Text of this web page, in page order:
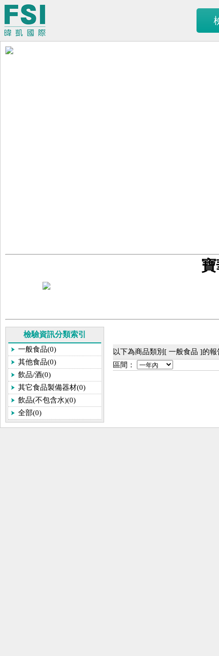
檢驗資訊分類索引
一般食品(0)
其他食品(0)
飲品/酒(0)
其它食品製備器材(0)
飲品(不包含水)(0)
全部(0)
以下為商品類別[ 一般食品 ]的
區間：